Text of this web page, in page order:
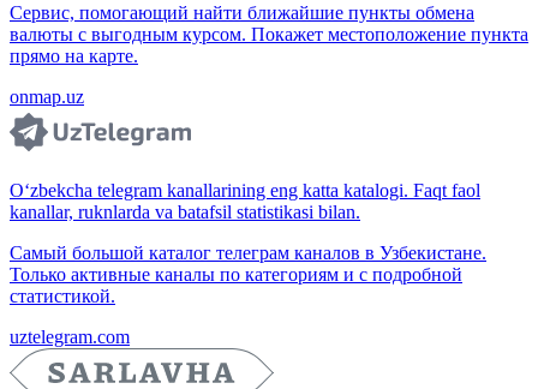
Сервис, помогающий найти ближайшие пункты обмена
валюты с выгодным курсом. Покажет местоположение пункта
прямо на карте.
onmap.uz
O‘zbekcha telegram kanallarining eng katta katalogi. Faqt faol
kanallar, ruknlarda va batafsil statistikasi bilan.
Самый большой каталог телеграм каналов в Узбекистане.
Только активные каналы по категориям и с подробной
статистикой.
uztelegram.com